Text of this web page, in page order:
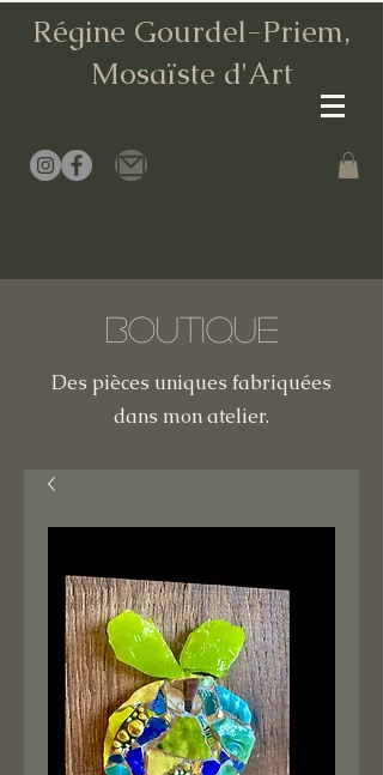
Régine Gourdel-Priem,
Mosaïste d'Art
Boutique
Des pièces uniques fabriquées
dans mon atelier.